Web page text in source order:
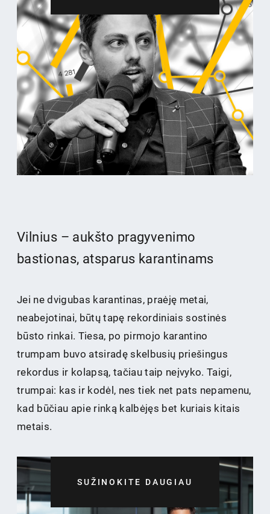
Vilnius – aukšto pragyvenimo
bastionas, atsparus karantinams
Jei ne dvigubas karantinas, praėję metai,
neabejotinai, būtų tapę rekordiniais sostinės
būsto rinkai. Tiesa, po pirmojo karantino
trumpam buvo atsiradę skelbusių priešingus
rekordus ir kolapsą, tačiau taip neįvyko. Taigi,
trumpai: kas ir kodėl, nes tiek net pats nepamenu,
kad būčiau apie rinką kalbėjęs bet kuriais kitais
metais.
SUŽINOKITE DAUGIAU